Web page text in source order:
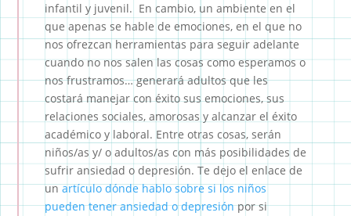
infantil y juvenil. En cambio, un ambiente en el
que apenas se hable de emociones, en el que no
nos ofrezcan herramientas para seguir adelante
cuando no nos salen las cosas como esperamos o
nos frustramos… generará adultos que les
costará manejar con éxito sus emociones, sus
relaciones sociales, amorosas y alcanzar el éxito
académico y laboral. Entre otras cosas, serán
niños/as y/ o adultos/as con más posibilidades de
sufrir ansiedad o depresión. Te dejo el enlace de
unartículo dónde hablo sobre si los niños
pueden tener ansiedad o depresiónpor si